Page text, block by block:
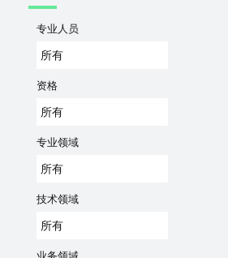
专业人员
资格
专业领域
技术领域